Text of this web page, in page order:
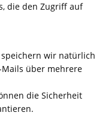
die den Zugriff auf
wir natürlich
über mehrere
die Sicherheit